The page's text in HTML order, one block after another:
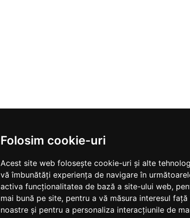
Folosim cookie-uri
Acest site web folosește cookie-uri și alte
vă îmbunătăți experiența de navigare în
activa funcționalitatea de bază a site-ului web,
mai bună pe site, pentru a vă măsura interesul
noastre și pentru a personaliza interacțiunile de